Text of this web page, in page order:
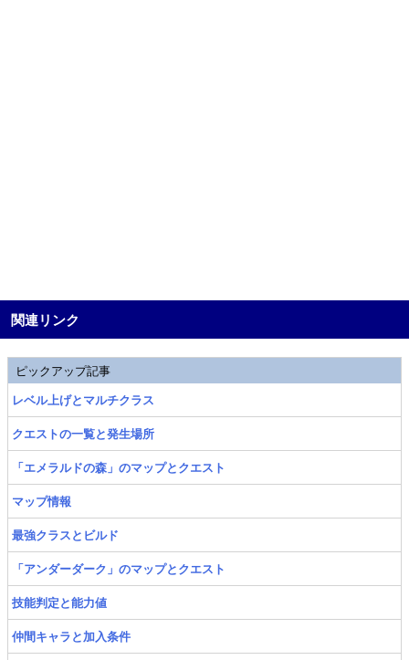
関連リンク
ピックアップ記事
レベル上げとマルチクラス
クエストの一覧と発生場所
「エメラルドの森」のマップとクエスト
マップ情報
最強クラスとビルド
「アンダーダーク」のマップとクエスト
技能判定と能力値
仲間キャラと加入条件